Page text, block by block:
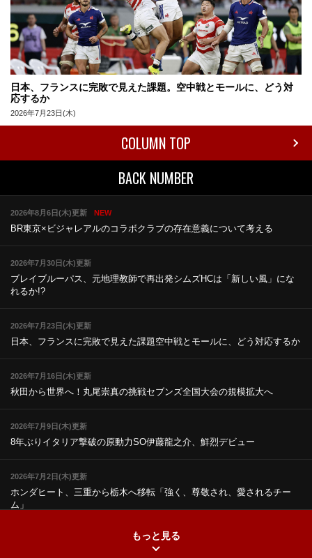
日本、フランスに完敗で見えた課題。空中戦とモールに、どう対
応するか
2026年7月23日(木)
COLUMN TOP
BACK NUMBER
2026年8月6日(木)更新 NEW
BR東京×ビジャレアルのコラボクラブの存在意義について考える
2026年7月30日(木)更新
ブレイブルーパス、元地理教師で再出発シムズHCは「新しい風」にな
れるか!?
2026年7月23日(木)更新
日本、フランスに完敗で見えた課題空中戦とモールに、どう対応するか
2026年7月16日(木)更新
秋田から世界へ！丸尾崇真の挑戦セブンズ全国大会の規模拡大へ
2026年7月9日(木)更新
8年ぶりイタリア撃破の原動力SO伊藤龍之介、鮮烈デビュー
2026年7月2日(木)更新
ホンダヒート、三重から栃木へ移転「強く、尊敬され、愛されるチー
ム」
もっと見る